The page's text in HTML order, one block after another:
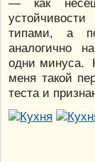
— как
типами, а
аналогично
одни минуса.
меня такой
теста и